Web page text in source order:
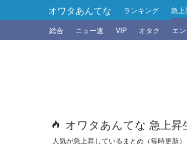
オワタあんてな ランキング
急上
総合
ニュー速 VIP オタク エ
オワタあんてな 急上昇
人気が急上昇しているまとめ（毎時更新）